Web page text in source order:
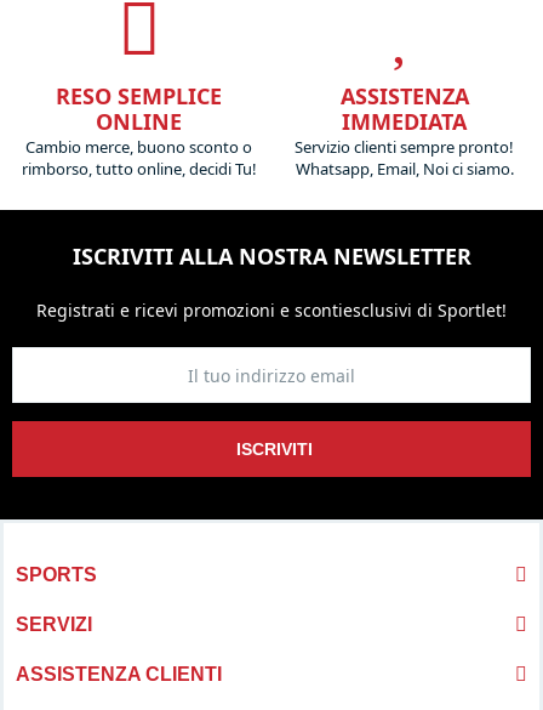
RESO SEMPLICE
ONLINE
Cambio merce, buono sconto o
rimborso, tutto online, decidi Tu!
ASSISTENZA
IMMEDIATA
Servizio clienti sempre pronto!
Whatsapp, Email, Noi ci siamo.
ISCRIVITI ALLA NOSTRA NEWSLETTER
Registrati e ricevi promozioni e scontiesclusivi di Sportlet!
ISCRIVITI
SPORTS
SERVIZI
ASSISTENZA CLIENTI